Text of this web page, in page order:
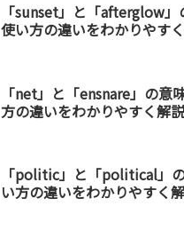
「sunset」と「afterglow」
使い方の違いをわかりやす
「net」と「ensnare」の意
方の違いをわかりやすく解説
「politic」と「political」
い方の違いをわかりやすく